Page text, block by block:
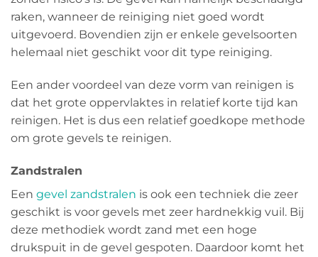
raken, wanneer de reiniging niet goed wordt
uitgevoerd. Bovendien zijn er enkele gevelsoorten
helemaal niet geschikt voor dit type reiniging.
Een ander voordeel van deze vorm van reinigen is
dat het grote oppervlaktes in relatief korte tijd kan
reinigen. Het is dus een relatief goedkope methode
om grote gevels te reinigen.
Zandstralen
Een gevel zandstralen is ook een techniek die zeer
geschikt is voor gevels met zeer hardnekkig vuil. Bij
deze methodiek wordt zand met een hoge
drukspuit in de gevel gespoten. Daardoor komt het